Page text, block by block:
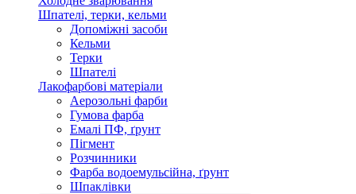
Шпателі, терки, кельми
Допоміжні засоби
Кельми
Терки
Шпателі
Лакофарбові матеріали
Аерозольні фарби
Гумова фарба
Емалі ПФ, ґрунт
Пігмент
Розчинники
Фарба водоемульсійна, ґрунт
Шпаклівки